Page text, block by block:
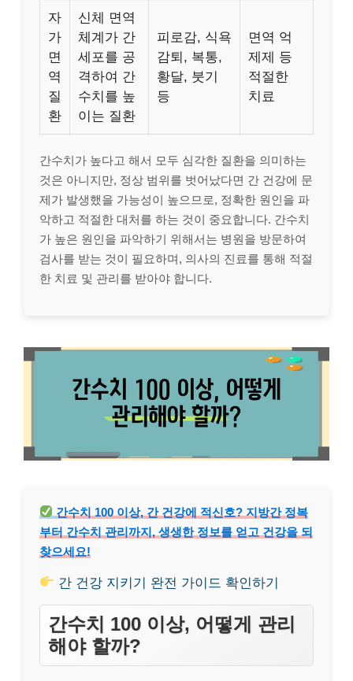
자
가
면
역
질
환
신체 면역
체계가 간
세포를 공
격하여 간
수치를 높
이는 질환
피로감, 식욕
감퇴, 복통,
황달, 붓기
등
면역 억
제제 등
적절한
치료
간수치가 높다고 해서 모두 심각한 질환을 의미하는
것은 아니지만, 정상 범위를 벗어났다면 간 건강에 문
제가 발생했을 가능성이 높으므로, 정확한 원인을 파
악하고 적절한 대처를 하는 것이 중요합니다. 간수치
가 높은 원인을 파악하기 위해서는 병원을 방문하여
검사를 받는 것이 필요하며, 의사의 진료를 통해 적절
한 치료 및 관리를 받아야 합니다.
간수치 100 이상, 간 건강에 적신호? 지방간 정복
부터 간수치 관리까지, 생생한 정보를 얻고 건강을 되
찾으세요!
간 건강 지키기 완전 가이드 확인하기
간수치 100 이상, 어떻게 관리
해야 할까?